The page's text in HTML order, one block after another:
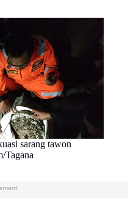
sarang tawon
Tagana